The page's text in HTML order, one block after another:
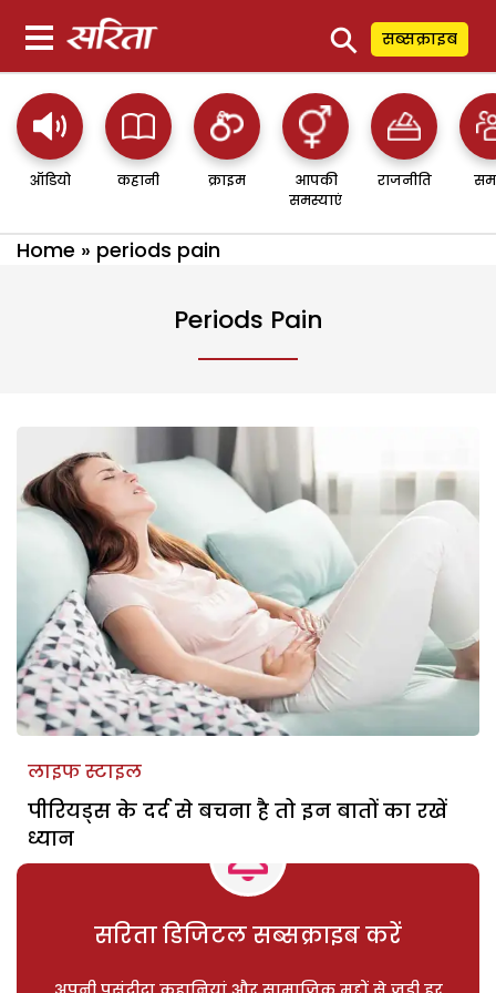
⚲ सब्सक्राइब
ऑडियो कहानी क्राइम
आपकी
समस्याएं
राजनीति
Home » periods pain
Periods Pain
लाइफ स्टाइल
पीरियड्स के दर्द से बचना है तो इन बातों का रखें
ध्यान
सरिता डिजिटल सब्सक्राइब करें